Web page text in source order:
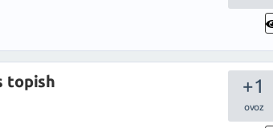
+1
topish